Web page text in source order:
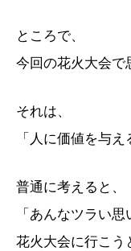
ところで、
今回の花火大会で
それは、
「人に価値を与
普通に考えると、
「あんなツラい思
花火大会に行こう